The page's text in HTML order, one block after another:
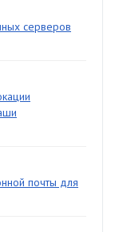
серверов
почты для